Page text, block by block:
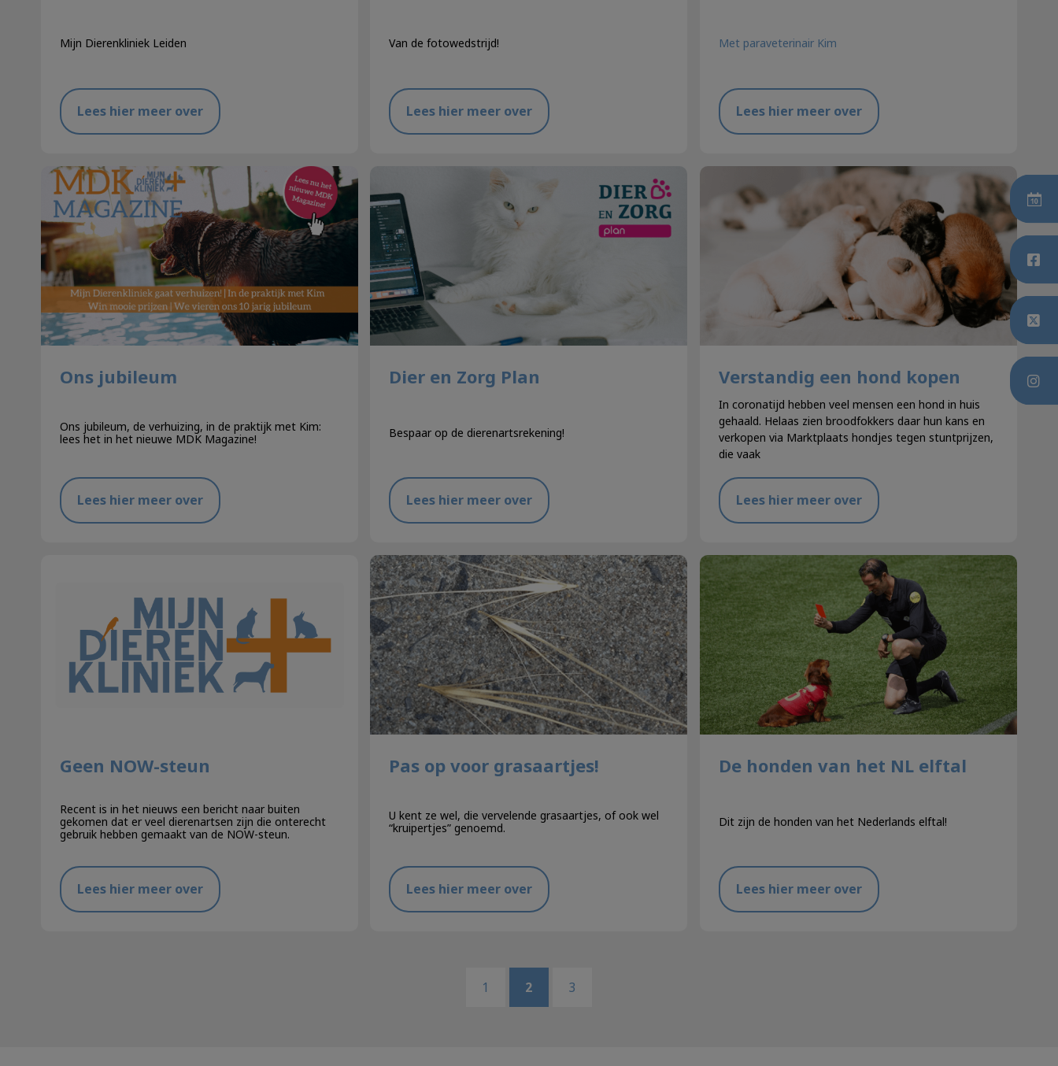
Mijn Dierenkliniek Leiden
Lees hier meer over
Van de fotowedstrijd!
Lees hier meer over
Met paraveterinair Kim
Lees hier meer over
Ons jubileum
Ons jubileum
Ons jubileum, de verhuizing, in de praktijk met Kim:
lees het in het nieuwe MDK Magazine!
Lees hier meer over
Dier en Zorg Plan
Bespaar op de dierenartsrekening!
Lees hier meer over
Verstandig een hond kopen
Verstandig een hond kopen
In coronatijd hebben veel mensen een hond in huis
gehaald. Helaas zien broodfokkers daar hun kans en
verkopen via Marktplaats hondjes tegen stuntprijzen,
die vaak
Lees hier meer over
Geen NOW-steun
Recent is in het nieuws een bericht naar buiten
gekomen dat er veel dierenartsen zijn die onterecht
gebruik hebben gemaakt van de NOW-steun.
Lees hier meer over
Pas op voor grasaartjes!
Pas op voor grasaartjes!
U kent ze wel, die vervelende grasaartjes, of ook wel
“kruipertjes” genoemd.
Lees hier meer over
De honden van het NL elftal
De honden van het NL elftal
Dit zijn de honden van het Nederlands elftal!
Lees hier meer over
1 2 3